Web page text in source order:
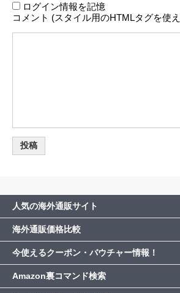
ログイン情報を記憶
コメント (スタイル用のHTMLタグを使
人気の海外通販サイト
海外通販価格比較
今使えるクーポン・バウチャー情報！
Amazon裏コマンド検索